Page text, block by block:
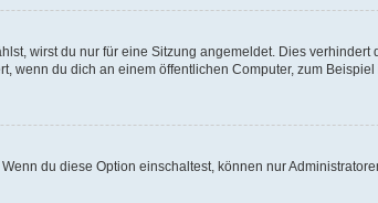
wirst du nur für eine Sitzung angemeldet. Dies
du dich an einem öffentlichen Computer, zum
du diese Option einschaltest, können nur